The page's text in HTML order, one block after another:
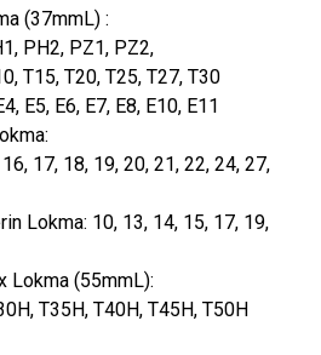
(37mmL) :
PH2, PZ1, PZ2,
T15, T20, T25, T27, T30
E5, E6, E7, E8, E10, E11
17, 18, 19, 20, 21, 22, 24, 27,
Lokma: 10, 13, 14, 15, 17, 19,
Lokma (55mmL):
T35H, T40H, T45H, T50H